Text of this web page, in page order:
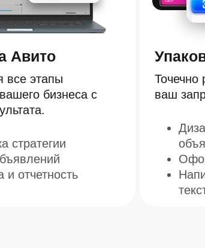
ваш
стратегии
и отчетность
все этапы
бизнеса с
Авито